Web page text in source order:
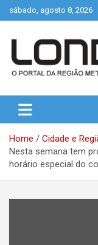
Skip
to
sábado, agosto 8, 2026
Londrix
Home
Cidade e
Nesta semana tem
horário especial do